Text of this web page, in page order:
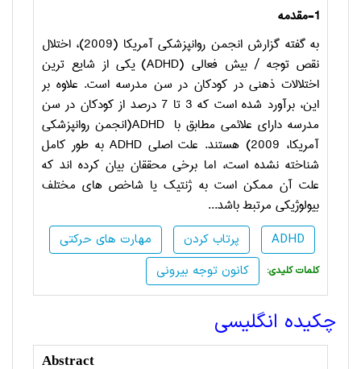
1-مقدمه
به گفته گزارش انجمن روانپزشکی آمریکا (2009)، اختلال
نقص توجه /بیش فعالی (ADHD) یکی از شایع ترین
اختلالات ذهنی در کودکان در سن مدرسه است. علاوه بر
این، برآورد شده است که 3 تا 7 درصد از کودکان در سن
مدرسه دارای علائمی مطابق با ADHD(انجمن روانپزشکی
آمریکا، 2009) هستند. علت اصلی
ADHD به طور کامل
شناخته نشده است، اما برخی محققان بیان کرده اند که
علت آن ممکن است به ژنتیک یا شاخص های مختلف
بیولوژیکی مرتبط باشد...
مهارت های حرکتی پرتاب کردن
ADHD
کانون توجه بیرونی
:کلمات کلیدی
چکیده انگلیسی
Abstract